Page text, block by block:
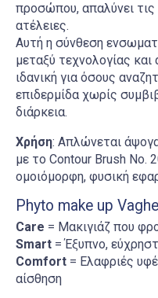
προσώπου, απαλύνει τις
ατέλειες.
Αυτή η σύνθεση
μεταξύ τεχνολογίας και
ιδανική για όσους
επιδερμίδα χωρίς
διάρκεια.
Χρήση: Απλώνεται
με το Contour Brush No.
ομοιόμορφη, φυσική
Phyto make up
Care = Μακιγιάζ που
Smart = Έξυπνο,
Comfort = Ελαφριές
αίσθηση